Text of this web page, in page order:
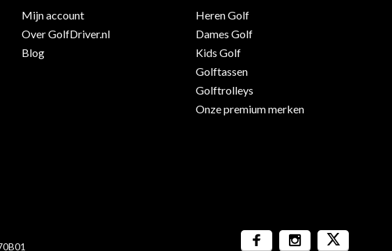
Mijn account
Over GolfDriver.nl
Blog
Heren Golf
Dames Golf
Kids Golf
Golftassen
Golftrolleys
Onze premium merken